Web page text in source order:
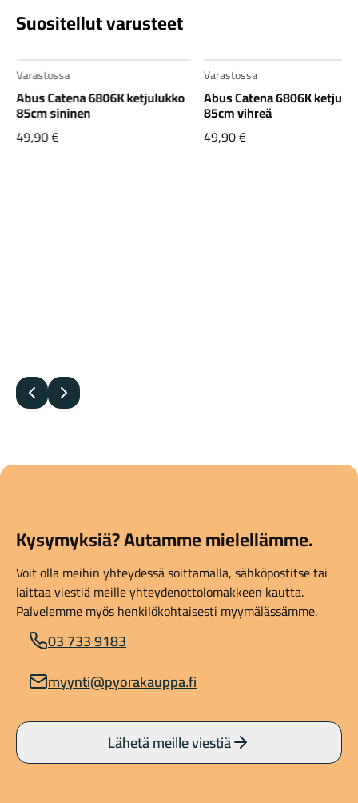
Suositellut varusteet
Varastossa
Abus Catena 6806K ketjulukko
85cm sininen
49,90€
Varastossa
Abus Catena 6806K
85cm vihreä
49,90€
Edellinen
Seuraava
Kysymyksiä? Autamme mielellämme.
Voit olla meihin yhteydessä soittamalla, sähköpostitse tai
laittaa viestiä meille yhteydenottolomakkeen kautta.
Palvelemme myös henkilökohtaisesti myymälässämme.
03 733 9183
myynti@pyorakauppa.fi
Lähetä meille viestiä